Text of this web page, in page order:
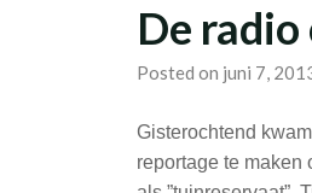
De radio
Posted on juni 7,
Gisterochtend
reportage te